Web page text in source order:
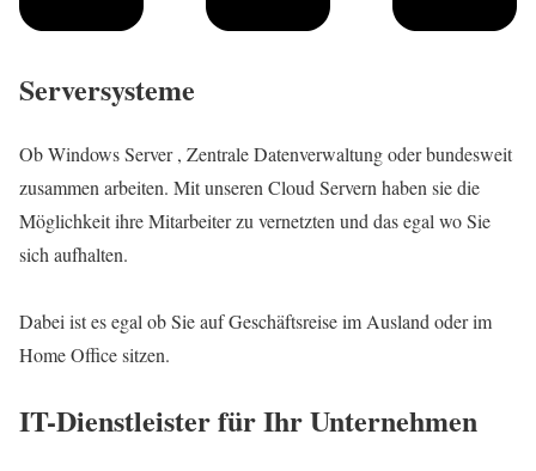
Serversysteme
Ob Windows Server , Zentrale Datenverwaltung oder bundesweit
zusammen arbeiten. Mit unseren Cloud Servern haben sie die
Möglichkeit ihre Mitarbeiter zu vernetzten und das egal wo Sie
sich aufhalten.
Dabei ist es egal ob Sie auf Geschäftsreise im Ausland oder im
Home Office sitzen.
IT-Dienstleister für Ihr Unternehmen